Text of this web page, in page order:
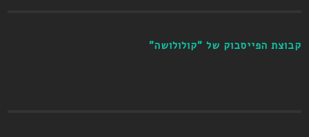
קבוצת הפייסבוק של "קולולושה"